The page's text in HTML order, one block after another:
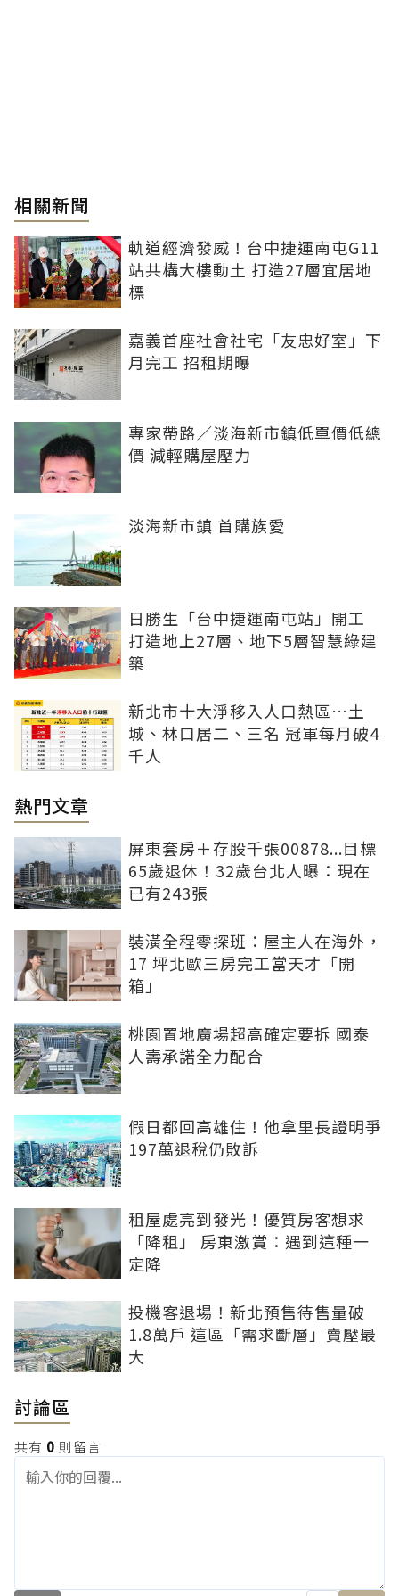
相關新聞
軌道經濟發威！台中捷運南屯G11
站共構大樓動土 打造27層宜居地
標
嘉義首座社會社宅「友忠好室」下
月完工 招租期曝
專家帶路／淡海新市鎮低單價低總
價 減輕購屋壓力
淡海新市鎮 首購族愛
日勝生「台中捷運南屯站」開工
打造地上27層、地下5層智慧綠建
築
新北市十大淨移入人口熱區…土
城、林口居二、三名 冠軍每月破4
千人
熱門文章
屏東套房＋存股千張00878...目標
65歲退休！32歲台北人曝：現在
已有243張
裝潢全程零探班：屋主人在海外，
17 坪北歐三房完工當天才「開
箱」
桃園置地廣場超高確定要拆 國泰
人壽承諾全力配合
假日都回高雄住！他拿里長證明爭
197萬退稅仍敗訴
租屋處亮到發光！優質房客想求
「降租」 房東激賞：遇到這種一
定降
投機客退場！新北預售待售量破
1.8萬戶 這區「需求斷層」賣壓最
大
討論區
共有 0 則留言